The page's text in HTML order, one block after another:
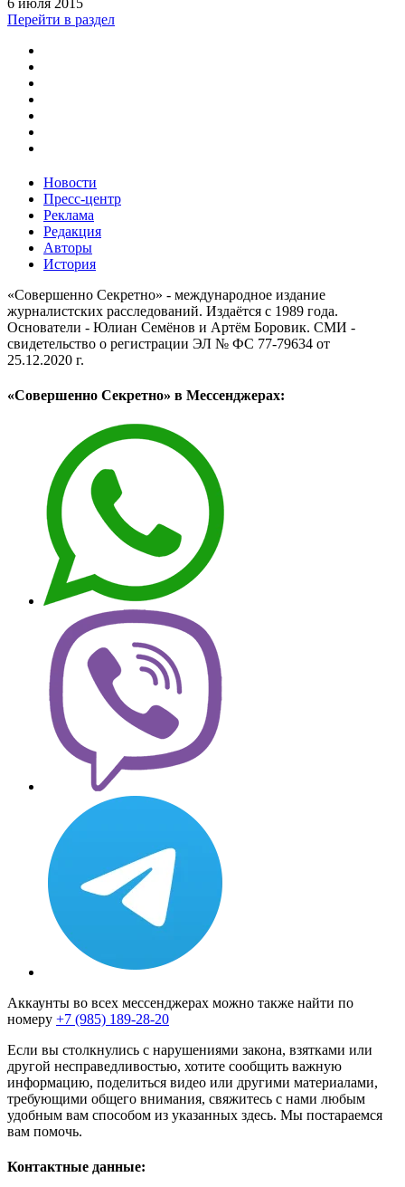
6 июля 2015
Перейти в раздел
Новости
Пресс-центр
Реклама
Редакция
Авторы
История
«Совершенно Секретно» - международное издание
журналистских расследований. Издаётся с 1989 года.
Основатели - Юлиан Семёнов и Артём Боровик. CМИ -
свидетельство о регистрации ЭЛ № ФС 77-79634 от
25.12.2020 г.
«Совершенно Секретно» в Мессенджерах:
Аккаунты во всех мессенджерах можно также найти по
номеру +7 (985) 189-28-20
Если вы столкнулись с нарушениями закона, взятками или
другой несправедливостью, хотите сообщить важную
информацию, поделиться видео или другими материалами,
требующими общего внимания, свяжитесь с нами любым
удобным вам способом из указанных здесь. Мы постараемся
вам помочь.
Контактные данные: